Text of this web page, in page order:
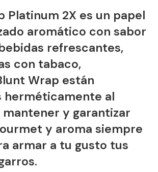
Platinum 2X es un papel
aromático con sabor
refrescantes,
con tabaco,
Wrap están
herméticamente al
mantener y garantizar
y aroma siempre
armar a tu gusto tus